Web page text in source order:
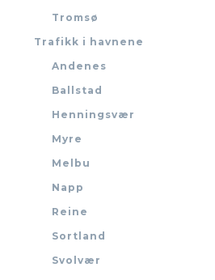
Tromsø
Trafikk i havnene
Andenes
Ballstad
Henningsvær
Myre
Melbu
Napp
Reine
Sortland
Svolvær